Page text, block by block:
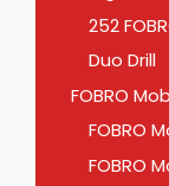
252
Duo Drill
FOBRO
FOBRO
FOBRO